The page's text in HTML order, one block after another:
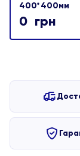
400*400мм
0 грн